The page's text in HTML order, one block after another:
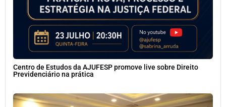
Centro de Estudos da AJUFESP promove live sobre Direito
Previdenciário na prática